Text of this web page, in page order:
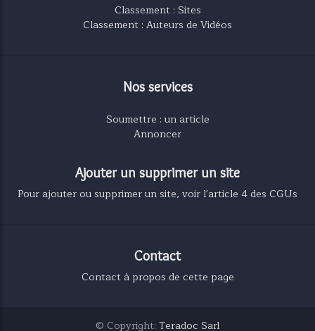
Classement : Sites
Classement : Auteurs de Vidéos
Nos services
Soumettre : un article
Annoncer
Ajouter un supprimer un site
Pour ajouter ou supprimer un site, voir l'article 4 des CGUs
Contact
Contact à propos de cette page
© Copyright: Teradoc Sarl